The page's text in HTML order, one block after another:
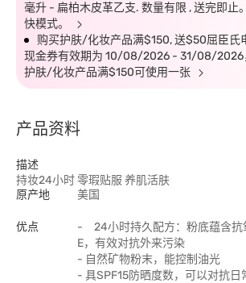
毫升 - 扁柏木皮革乙支. 数量有限 , 送完即止
快模式。
购买护肤/化妆产品满$150, 送$50屈臣氏
现金券有效期为 10/08/2026 - 31/08/2026
护肤/化妆产品满$150可使用一张
产品资料
描述
持妆24小时 零瑕贴服 养肌活肤
原产地
美国
优点
- 24小时持久配方：粉底蕴含抗
E，有效对抗外来污染
- 自然矿物粉末，能控制油光
- 具SPF15防晒度数，可以对抗日